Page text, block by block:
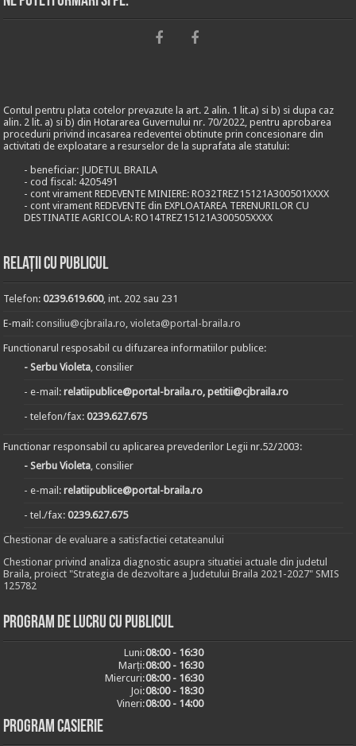
Contul pentru plata cotelor prevazute la art. 2 alin. 1 lit.a) si b) si dupa caz
alin. 2 lit. a) si b) din Hotararea Guvernului nr. 70/2022, pentru aprobarea
procedurii privind incasarea redeventei obtinute prin concesionare din
activitati de exploatare a resurselor de la suprafata ale statului:
- beneficiar: JUDETUL BRAILA
- cod fiscal: 4205491
- cont virament REDEVENTE MINIERE: RO32TREZ15121A300501XXXX
- cont virament REDEVENTE din EXPLOATAREA TERENURILOR CU
DESTINATIE AGRICOLA: RO14TREZ15121A300505XXXX
Relații cu publicul
Telefon:0239.619.600, int. 202 sau 231
E-mail:consiliu@cjbraila.ro ,violeta@portal-braila.ro
Functionarul resposabil cu difuzarea informatiilor publice:
- Serbu Violeta , consilier
- e-mail:relatiipublice@portal-braila.ro, petitii@cjbraila.ro
- telefon/fax:0239.627.675
Functionar responsabil cu aplicarea prevederilor Legii nr.52/2003:
- Serbu Violeta , consilier
- e-mail:relatiipublice@portal-braila.ro
- tel./fax:0239.627.675
Chestionar de evaluare a satisfactiei cetateanului
Chestionar privind analiza diagnostic asupra situatiei actuale din judetul
Braila, proiect "Strategia de dezvoltare a Judetului Braila 2021-2027" SMIS
125782
Program de lucru cu publicul
Luni:08:00 - 16:30
Marți:08:00 - 16:30
Miercuri:08:00 - 16:30
Joi:08:00 - 18:30
Vineri:08:00 - 14:00
Program casierie